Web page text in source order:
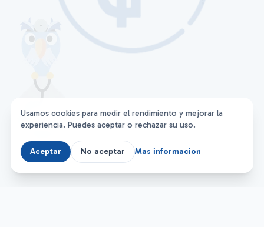
Usamos cookies para medir el rendimiento y mejorar la
experiencia. Puedes aceptar o rechazar su uso.
Aceptar No aceptar Mas informacion